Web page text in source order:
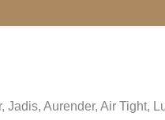
Aurender, Air Tight,